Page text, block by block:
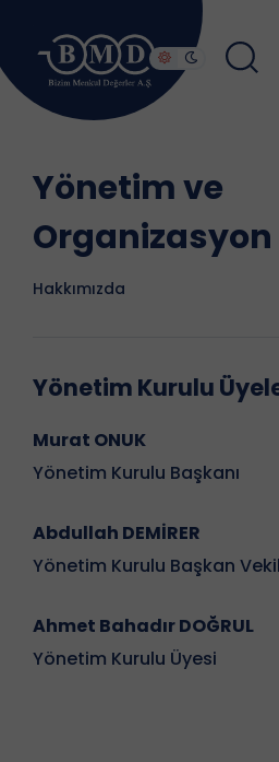
Yönetim ve
Organizasyon
Hakkımızda
Yönetim Kurulu
Murat ONUK
Yönetim Kurulu Başkanı
Abdullah DEMİRER
Yönetim Kurulu Başkan
Ahmet Bahadır DOĞRUL
Yönetim Kurulu Üyesi